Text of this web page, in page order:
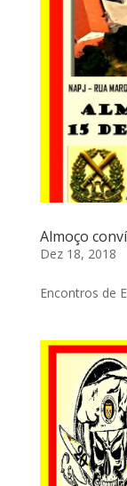
Almoço
Dez 18, 2018
Encontros de